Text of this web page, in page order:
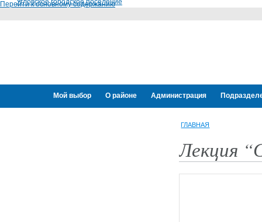
Перейти к основному содержанию
Угловское городское поселение
Мой выбор О районе Администрация
ГЛАВНАЯ
Лекция